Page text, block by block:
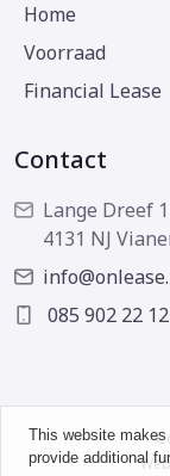
Home
Voorraad
Financial Lease
Contact
Lange Dreef
4131 NJ
085 902 22 12
This website
provide additional